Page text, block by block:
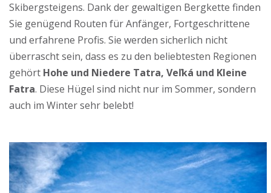
Skibergsteigens. Dank der gewaltigen Bergkette finden
Sie genügend Routen für Anfänger, Fortgeschrittene
und erfahrene Profis. Sie werden sicherlich nicht
überrascht sein, dass es zu den beliebtesten Regionen
gehört Hohe und Niedere Tatra, Veľká und Kleine
Fatra. Diese Hügel sind nicht nur im Sommer, sondern
auch im Winter sehr belebt!